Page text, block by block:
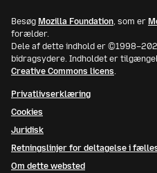
Besøg Mozilla Foundation, som er
forælder.
Dele af dette indhold er
bidragsydere. Indholdet er
Creative Commons licens.
Privatlivserklæring
Cookies
Juridisk
Retningslinjer for deltagelse i
Om dette websted